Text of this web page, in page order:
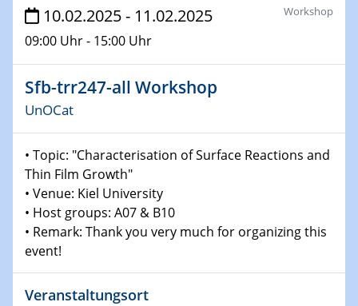
Veranstaltungen
30.11.-0001 - 06.02.2025
SFB/TRR 247 Seminar
08.01.2025
world
14.01.2025
SFB 1242 Kolloquium
15.01.2025
Physikalisches Kolloquium
Comets – Why Should We Study Them?
10.02.2025 - 11.02.2025
09:00 Uhr - 15:00 Uhr
Workshop
Sfb-trr247-all Workshop
UnOCat
• Topic: "Characterisation of Surface Reactions and
Thin Film Growth"
• Venue: Kiel University
• Host groups: A07 & B10
• Remark: Thank you very much for organizing this
event!
Veranstaltungsort